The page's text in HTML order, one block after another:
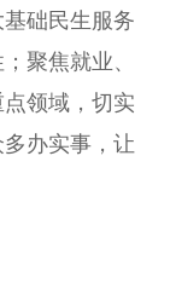
础民生服务
聚焦就业、
领域，切实
办实事，让